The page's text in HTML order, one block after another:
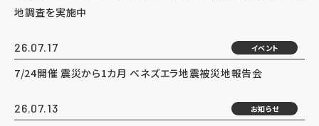
地調査を実施中
26.07.17 イベント
7/24開催 震災から1カ月 ベネズエラ地震被災地報告会
26.07.13 お知らせ